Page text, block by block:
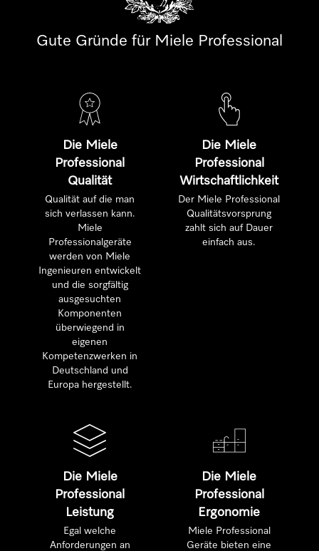
Gute Gründe für Miele Professional
Die Miele
Professional
Qualität
Qualität auf die man
sich verlassen kann.
Miele
Professionalgeräte
werden von Miele
Ingenieuren entwickelt
und die sorgfältig
ausgesuchten
Komponenten
überwiegend in
eigenen
Kompetenzwerken in
Deutschland und
Europa hergestellt.
Die Miele
Professional
Wirtschaftlichkeit
Der Miele Professional
Qualitätsvorsprung
zahlt sich auf Dauer
einfach aus.
Die Miele
Professional
Leistung
Egal welche
Anforderungen an
Die Miele
Professional
Ergonomie
Miele Professional
Geräte bieten eine